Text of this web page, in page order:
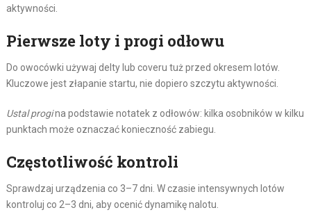
aktywności.
Pierwsze loty i progi odłowu
Do owocówki używaj delty lub coveru tuż przed okresem lotów.
Kluczowe jest złapanie startu, nie dopiero szczytu aktywności.
Ustal progina podstawie notatek z odłowów: kilka osobników w kilku
punktach może oznaczać konieczność zabiegu.
Częstotliwość kontroli
Sprawdzaj urządzenia co 3–7 dni. W czasie intensywnych lotów
kontroluj co 2–3 dni, aby ocenić dynamikę nalotu.